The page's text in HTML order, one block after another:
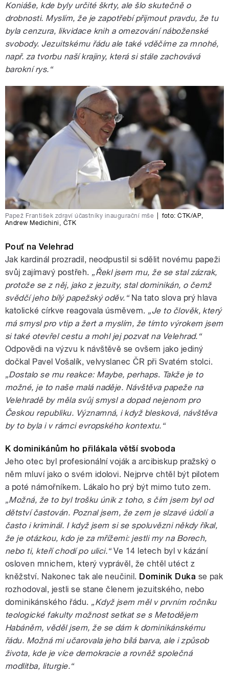
Koniáše, kde byly určité škrty, ale šlo skutečně o
drobnosti. Myslím, že je zapotřebí přijmout pravdu, že tu
byla cenzura, likvidace knih a omezování náboženské
svobody. Jezuitskému řádu ale také vděčíme za mnohé,
např. za tvorbu naší krajiny, která si stále zachovává
barokní rys.“
Papež František zdraví účastníky inaugurační mše foto:ČTK/AP,
Andrew Medichini , ČTK
Pouť na Velehrad
Jak kardinál prozradil, neodpustil si sdělit novému papeži
svůj zajímavý postřeh. „Řekl jsem mu, že se stal zázrak,
protože se z něj, jako z jezuity, stal dominikán, o čemž
svědčí jeho bílý papežský oděv.“Na tato slova prý hlava
katolické církve reagovala úsměvem. „Je to člověk, který
má smysl pro vtip a žert a myslím, že tímto výrokem jsem
si také otevřel cestu a mohl jej pozvat na Velehrad.“
Odpovědi na výzvu k návštěvě se ovšem jako jediný
dočkal Pavel Vošalík, velvyslanec ČR při Svatém stolci.
„Dostalo se mu reakce: Maybe, perhaps. Takže je to
možné, je to naše malá naděje. Návštěva papeže na
Velehradě by měla svůj smysl a dopad nejenom pro
Českou republiku. Významná, i když blesková, návštěva
by to byla i v rámci evropského kontextu.“
K dominikánům ho přilákala větší svoboda
Jeho otec byl profesionální voják a arcibiskup pražský o
něm mluví jako o svém idolovi. Nejprve chtěl být pilotem
a poté námořníkem. Lákalo ho prý být mimo tuto zem.
„Možná, že to byl trošku únik z toho, s čím jsem byl od
dětství častován. Poznal jsem, že zem je slzavé údolí a
často i kriminál. I když jsem si se spoluvězni někdy říkal,
že je otázkou, kdo je za mřížemi: jestli my na Borech,
nebo ti, kteří chodí po ulici.“Ve 14 letech byl v kázání
osloven mnichem, který vyprávěl, že chtěl utéct z
kněžství. Nakonec tak ale neučinil. Dominik Duka se pak
rozhodoval, jestli se stane členem jezuitského, nebo
dominikánského řádu. „Když jsem měl v prvním ročníku
teologické fakulty možnost setkat se s Metodějem
Habáněm, věděl jsem, že se dám k dominikánskému
řádu. Možná mi učarovala jeho bílá barva, ale i způsob
života, kde je více demokracie a rovněž společná
modlitba, liturgie.“